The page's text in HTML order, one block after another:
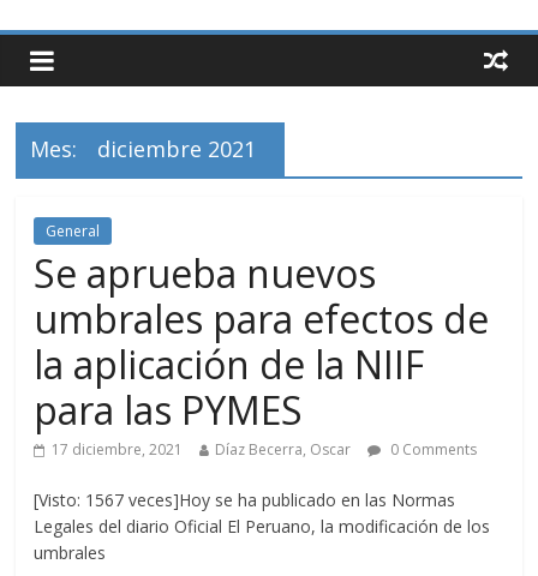
Mes: diciembre 2021
General
Se aprueba nuevos
umbrales para efectos de
la aplicación de la NIIF
para las PYMES
17 diciembre, 2021 Díaz Becerra, Oscar 0 Comments
[Visto: 1567 veces]Hoy se ha publicado en las Normas
Legales del diario Oficial El Peruano, la modificación de los
umbrales